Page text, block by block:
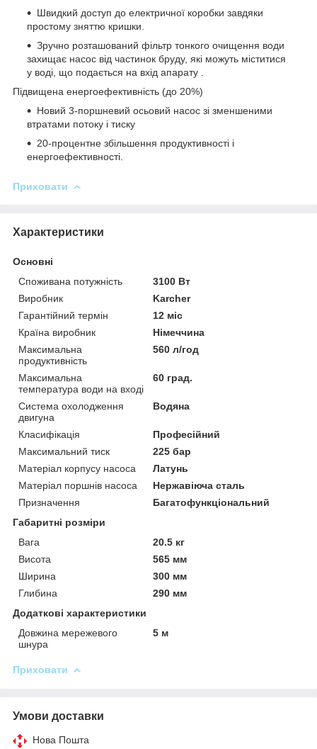
Швидкий доступ до електричної коробки завдяки
простому зняттю кришки.
Зручно розташований фільтр тонкого очищення води
захищає насос від частинок бруду, які можуть міститися
у воді, що подається на вхід апарату .
Підвищена енергоефективність (до 20%)
Новий 3-поршневий осьовий насос зі зменшеними
втратами потоку і тиску
20-процентне збільшення продуктивності і
енергоефективності.
Приховати
Характеристики
Основні
Споживана потужність
3100 Вт
Виробник
Karcher
Гарантійний термін
12 міс
Країна виробник
Німеччина
Максимальна
продуктивність
560 л/год
Максимальна
температура води на вході
60 град.
Система охолодження
двигуна
Водяна
Класифікація
Професійний
Максимальний тиск
225 бар
Матеріал корпусу насоса
Латунь
Матеріал поршнів насоса
Нержавіюча сталь
Призначення
Багатофункціональний
Габаритні розміри
Вага
20.5 кг
Висота
565 мм
Ширина
300 мм
Глибина
290 мм
Додаткові характеристики
Довжина мережевого
шнура
5 м
Приховати
Умови доставки
Нова Пошта